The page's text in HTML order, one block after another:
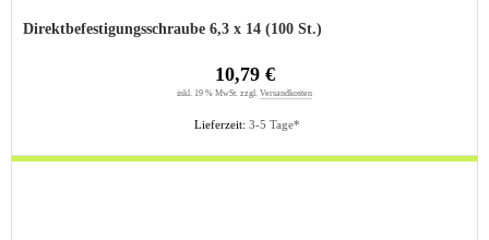
Direktbefestigungsschraube 6,3 x 14 (100 St.)
Lieferzeit: 3-5 Tage*
10,79 €
inkl. 19 % MwSt. zzgl. Versandkosten